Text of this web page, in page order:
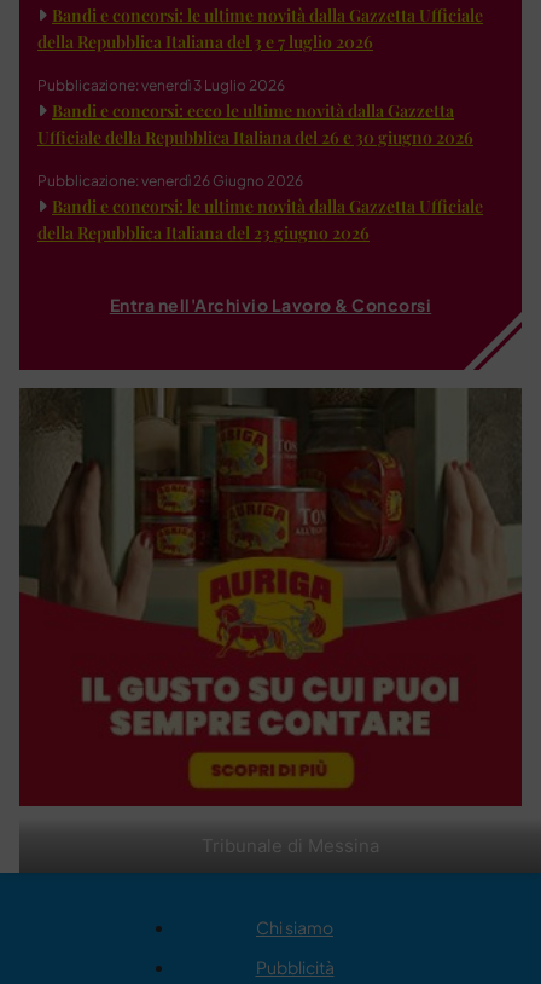
Tribunale di Messina
Bandi e concorsi: le ultime novità dalla Gazzetta Ufficiale
della Repubblica Italiana del 3 e 7 luglio 2026
Pubblicazione: venerdì 3 Luglio 2026
Bandi e concorsi: ecco le ultime novità dalla Gazzetta
Ufficiale della Repubblica Italiana del 26 e 30 giugno 2026
Pubblicazione: venerdì 26 Giugno 2026
Bandi e concorsi: le ultime novità dalla Gazzetta Ufficiale
della Repubblica Italiana del 23 giugno 2026
Entra nell'Archivio Lavoro & Concorsi
Chi siamo
Pubblicità